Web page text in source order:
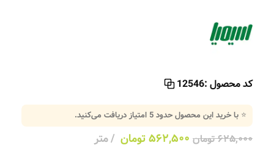
کد محصول :12546
⭐ با خرید این محصول حدود5 امتیاز دریافت می‌کنید.
۶۲۵,۰۰۰تومان ۵۶۲,۵۰۰تومان متر